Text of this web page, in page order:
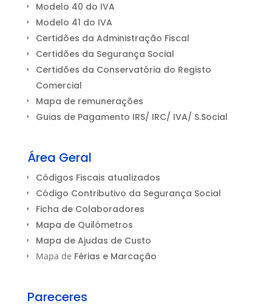
Modelo 40 do IVA
Modelo 41 do IVA
Certidões da Administração Fiscal
Certidões da Segurança Social
Certidões da Conservatória do Registo
Comercial
Mapa de remunerações
Guias de Pagamento IRS/ IRC/ IVA/ S.Social
Área Geral
Códigos Fiscais atualizados
Código Contributivo da Segurança Social
Ficha de Colaboradores
Mapa de Quilómetros
Mapa de Ajudas de Custo
Mapa de Férias e Marcação
Pareceres